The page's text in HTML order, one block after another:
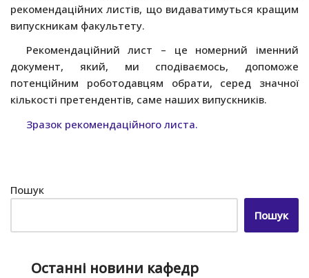
рекомендаційних листів, що видаватимуться кращим
випускникам факультету.
Рекомендаційний лист – це номерний іменний
документ, який, ми сподіваємось, допоможе
потенційним роботодавцям обрати, серед значної
кількості претендентів, саме наших випускників.
Зразок рекомендаційного листа.
Пошук
Пошук
Останні новини кафедр